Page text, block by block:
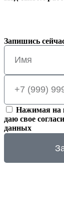
Запишись
Нажимая на
даю свое
данных